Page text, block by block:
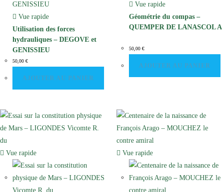
Vue rapide
Utilisation des forces
hydrauliques – DEGOVE et
GENISSIEU
50,00 €
AJOUTER AU PANIER
Vue rapide
Géométrie du compas –
QUEMPER DE LANASCOL A
50,00 €
AJOUTER AU PANIER
Vue rapide Vue rapide